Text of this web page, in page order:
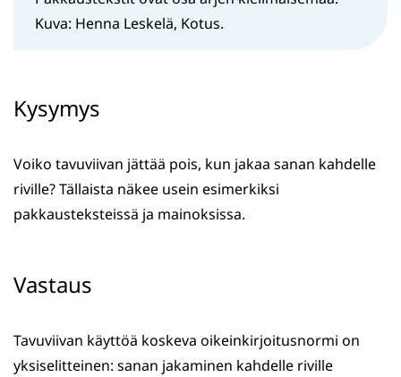
Kuva: Henna Leskelä, Kotus.
Kysymys
Voiko tavuviivan jättää pois, kun jakaa sanan kahdelle
riville? Tällaista näkee usein esimerkiksi
pakkausteksteissä ja mainoksissa.
Vastaus
Tavuviivan käyttöä koskeva oikeinkirjoitusnormi on
yksiselitteinen: sanan jakaminen kahdelle riville